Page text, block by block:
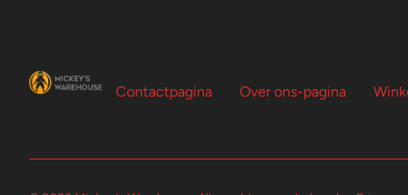
Contactpagina Over ons-pagina